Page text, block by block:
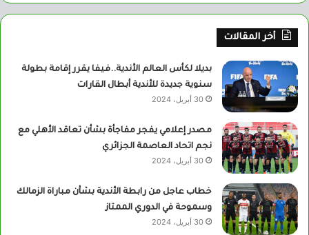
أخر المقالات
بديلا لكأس العالم الأندية..فيفا يقرر إقامة بطولة
سنوية جديدة للأندية أبطال القارات
30 أبريل، 2024
مصدر إعلامي يفجر مفاجأة بشأن تعاقد الأهلي مع
نجم اتحاد العاصمة الجزائري
30 أبريل، 2024
خطاب عاجل من رابطة الأندية بشأن مباراة الزمالك
وسموحة في الدوري الممتاز
30 أبريل، 2024